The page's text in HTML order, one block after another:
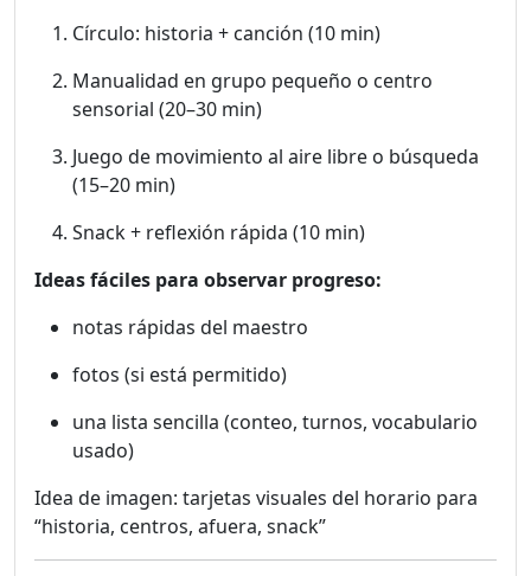
Círculo: historia + canción (10 min)
Manualidad en grupo pequeño o centro
sensorial (20–30 min)
Juego de movimiento al aire libre o búsqueda
(15–20 min)
Snack + reflexión rápida (10 min)
Ideas fáciles para observar progreso:
notas rápidas del maestro
fotos (si está permitido)
una lista sencilla (conteo, turnos, vocabulario
usado)
Idea de imagen: tarjetas visuales del horario para
“historia, centros, afuera, snack”